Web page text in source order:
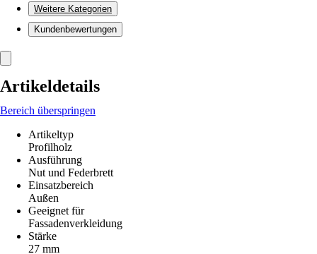
Weitere Kategorien
Kundenbewertungen
Artikeldetails
Bereich überspringen
Artikeltyp
Profilholz
Ausführung
Nut und Federbrett
Einsatzbereich
Außen
Geeignet für
Fassadenverkleidung
Stärke
27 mm